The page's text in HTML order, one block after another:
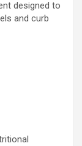
designed to
and curb